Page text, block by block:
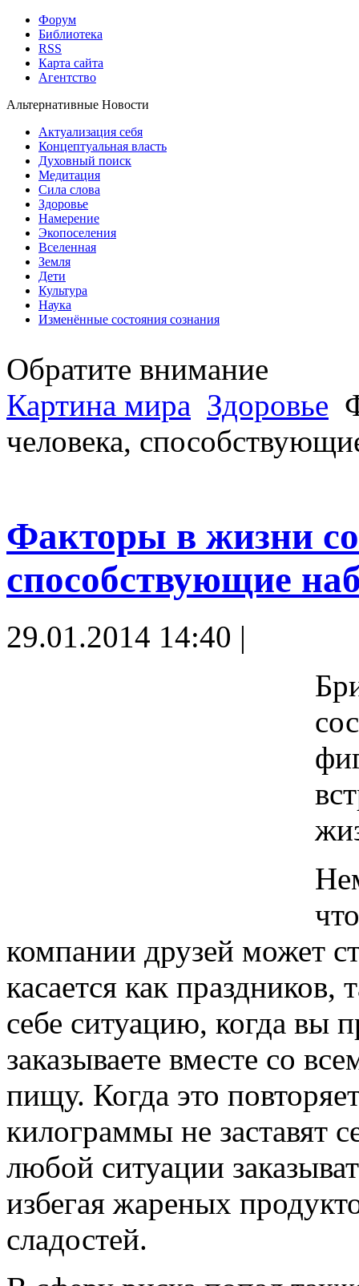
Форум
Библиотека
RSS
Карта сайта
Агентство
Альтернативные Новости
Актуализация себя
Концептуальная власть
Духовный поиск
Медитация
Сила слова
Здоровье
Намерение
Экопоселения
Вселенная
Земля
Дети
Культура
Наука
Изменённые состояния сознания
Обратите внимание
Картина мира Здоровье
человека,
Факторы в жизни
способствующие
29.01.2014 14:40 |
компании друзей может
касается как
себе ситуацию, когда вы
заказываете вместе со
пищу. Когда это
килограммы не заставят
любой ситуации
избегая жареных
сладостей.